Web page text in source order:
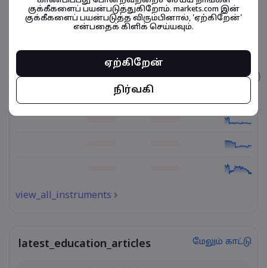
நிதிசார் கருவிகள் தொடர்பானவை
உடைமை விற்பனை வாங்குதல் கட்டணம் (%)
view_all_instruments
latest_education_articles மேலும் காட்டு
குக்கீகளைப் பயன்படுத்துகிறோம். markets.com இன்
குக்கீகளைப் பயன்படுத்த விரும்பினால், 'ஏற்கிறேன்'
என்பதைக் கிளிக் செய்யவும்.
ஏற்கிறேன்
நிர்வகி